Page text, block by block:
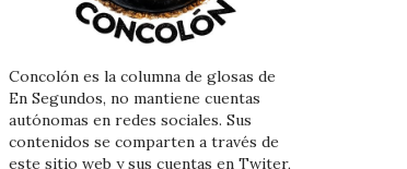
Concolón es la columna de glosas de
En Segundos, no mantiene cuentas
autónomas en redes sociales. Sus
contenidos se comparten a través de
este sitio web y sus cuentas en Twiter,